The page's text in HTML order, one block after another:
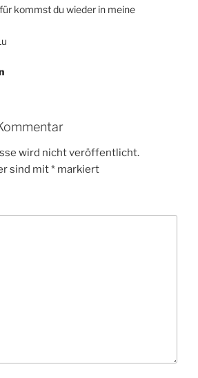
kommst du wieder in meine
wird nicht veröffentlicht.
sind mit* markiert